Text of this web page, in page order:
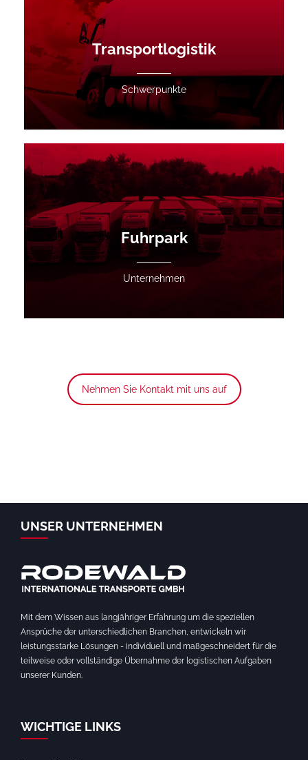
Transportlogistik
Schwerpunkte
Fuhrpark
Unternehmen
Nehmen Sie Kontakt mit uns auf
UNSER UNTERNEHMEN
Mit dem Wissen aus langjähriger Erfahrung um die speziellen
Ansprüche der unterschiedlichen Branchen, entwickeln wir
leistungsstarke Lösungen - individuell und maßgeschneidert für die
teilweise oder vollständige Übernahme der logistischen Aufgaben
unserer Kunden.
WICHTIGE LINKS